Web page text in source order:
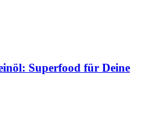
Superfood für Deine